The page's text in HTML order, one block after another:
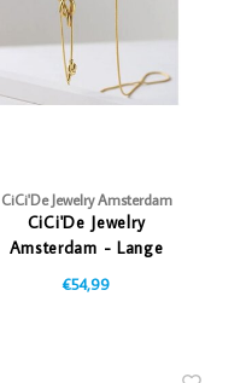
CiCi'De Jewelry Amsterdam
CiCi'De Jewelry
Amsterdam - Lange
€54,99